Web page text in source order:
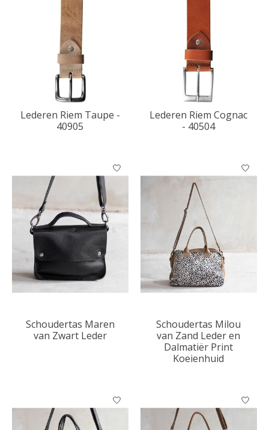
Lederen Riem Taupe -
40905
Lederen Riem Cognac
- 40504
Schoudertas Maren
van Zwart Leder
Schoudertas Milou
van Zand Leder en
Dalmatiër Print
Koeienhuid